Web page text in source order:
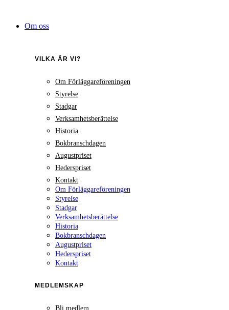
innehållOm oss
VILKA ÄR VI?
Om Förläggareföreningen
Styrelse
Stadgar
Verksamhetsberättelse
Historia
Bokbranschdagen
Augustpriset
Hederspriset
Kontakt
Om Förläggareföreningen
Styrelse
Stadgar
Verksamhetsberättelse
Historia
Bokbranschdagen
Augustpriset
Hederspriset
Kontakt
MEDLEMSKAP
Bli medlem